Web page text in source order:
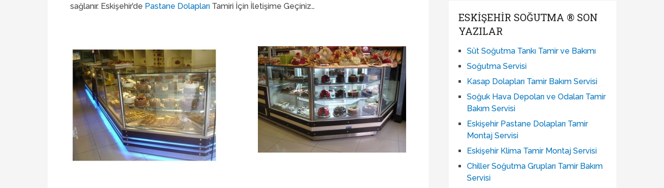
sağlanır. Eskişehir’de Pastane Dolapları Tamiri İçin İletişime Geçiniz…
ESKIŞEHIR SOĞUTMA ® SON
YAZILAR
Süt Soğutma Tankı Tamir ve Bakımı
Soğutma Servisi
Kasap Dolapları Tamir Bakım Servisi
Soğuk Hava Depoları ve Odaları Tamir
Bakım Servisi
Eskişehir Pastane Dolapları Tamir
Montaj Servisi
Eskişehir Klima Tamir Montaj Servisi
Chiller Soğutma Grupları Tamir Bakım
Servisi